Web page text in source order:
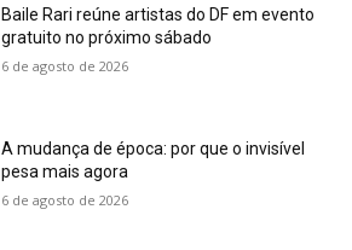
Baile Rari reúne artistas do DF em evento
gratuito no próximo sábado
6 de agosto de 2026
A mudança de época: por que o invisível
pesa mais agora
6 de agosto de 2026